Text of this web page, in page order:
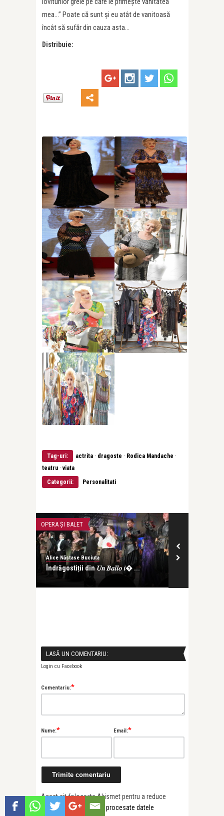
mea…” Poate că sunt şi eu atât de vanitoasă
încât să sufăr din cauza asta…
Distribuie:
Tag-uri: actrita · dragoste · Rodica Mandache ·
teatru ·viata
Categorii:
Personalitati
OPERA ȘI BALET
Alice Năstase Buciuta
Îndrăgostiții din 𝑈𝑛 𝐵𝑎𝑙𝑙𝑜 𝑖� ...
LASĂ UN COMENTARIU:
Login cu Facebook
Comentariu:*
Nume:* Email:*
Acest sit folosește Akismet pentru a reduce
spamul.
Află cum sunt procesate datele